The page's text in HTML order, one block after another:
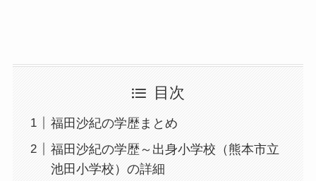
目次
福田沙紀の学歴まとめ
福田沙紀の学歴～出身小学校（熊本市立
池田小学校）の詳細